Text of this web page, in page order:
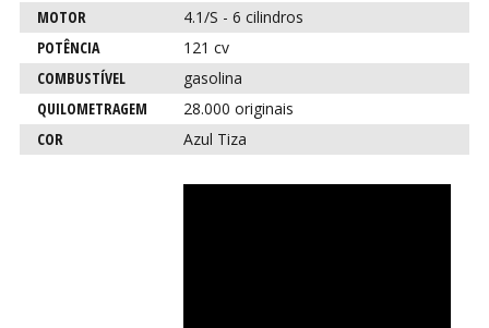
MOTOR
4.1/S - 6 cilindros
POTÊNCIA
121 cv
COMBUSTÍVEL
gasolina
QUILOMETRAGEM
28.000 originais
COR
Azul Tiza